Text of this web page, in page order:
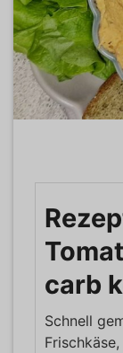
carb
Schnell